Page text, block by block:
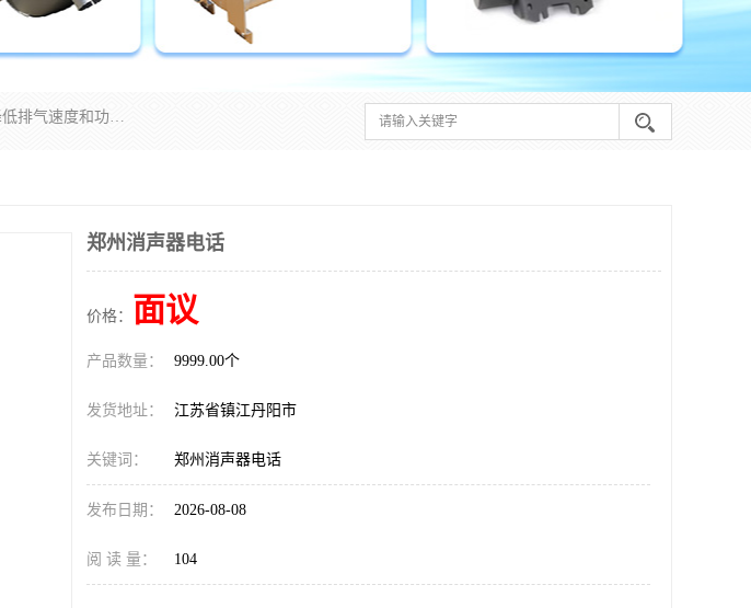
消音器主要用于降低机械设备或枪械等产生的噪声。它通过阻尼或增加排气面积来降低排气速度和功率，从而降低噪声。常见的消音器类型包括阻性消声器、抗性消声器、共振消声器以及阻抗复合式消声器等。这些消音器各有特点，适用于不同频率的噪声消除。
郑州消声器电话
价格： 面议
产品数量： 9999.00个
发货地址： 江苏省镇江丹阳市
关键词： 郑州消声器电话
发布日期： 2026-08-08
阅 读 量： 104